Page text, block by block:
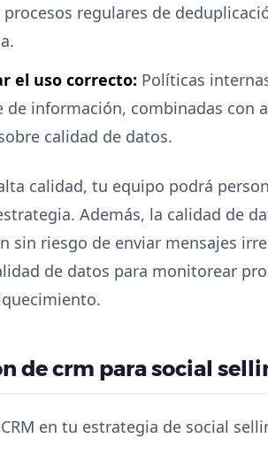
regulares de
el uso correcto: Políticas
de información, combinadas con
calidad de datos.
calidad, tu equipo podrá
Además, la calidad de
sin riesgo de enviar mensajes
de datos para monitorear
de crm para social
en tu estrategia de social